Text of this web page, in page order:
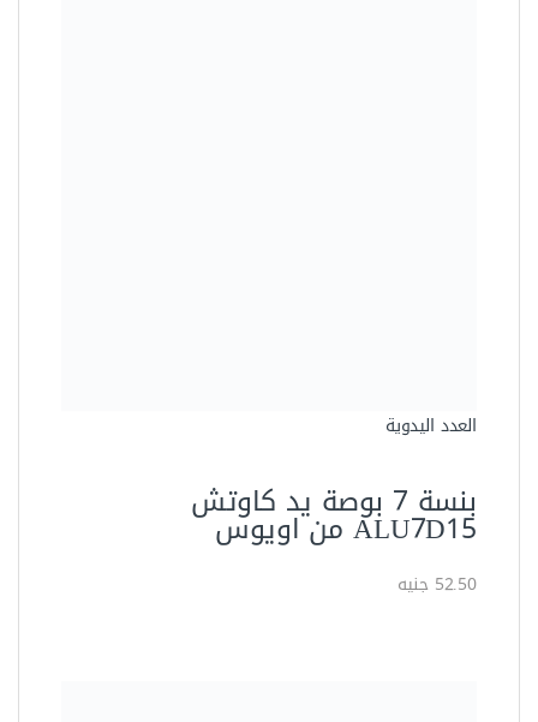
العدد اليدوية
بنسة 7 بوصة يد كاوتش
ALU7D15 من اويوس
52.50 جنيه